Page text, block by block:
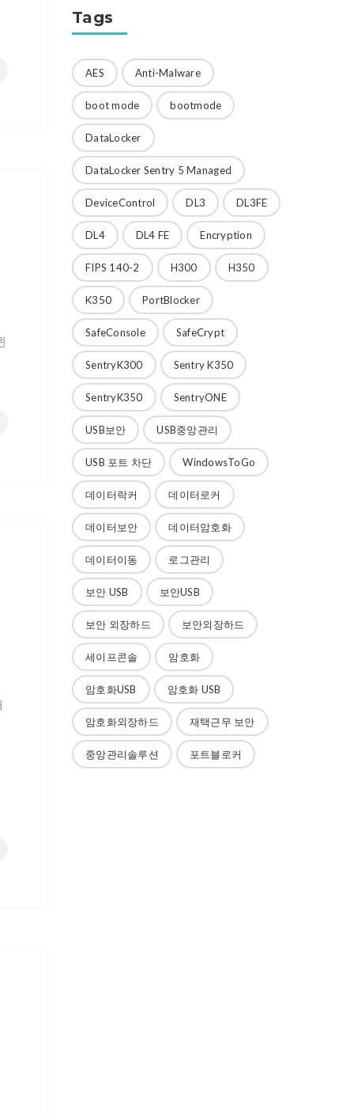
Tags
AES Anti-Malware
boot mode bootmode
DataLocker
DataLocker Sentry 5 Managed
DeviceControl DL3 DL3FE
DL4 DL4 FE Encryption
FIPS 140-2 H300 H350
K350 PortBlocker
SafeConsole SafeCrypt
SentryK300 Sentry K350
SentryK350 SentryONE
USB보안 USB중앙관리
USB 포트 차단 WindowsToGo
데이터락커 데이터로커
데이터보안 데이터암호화
데이터이동 로그관리
보안 USB 보안USB
보안 외장하드 보안외장하드
세이프콘솔 암호화
암호화USB 암호화 USB
암호화외장하드 재택근무 보안
중앙관리솔루션 포트블로커